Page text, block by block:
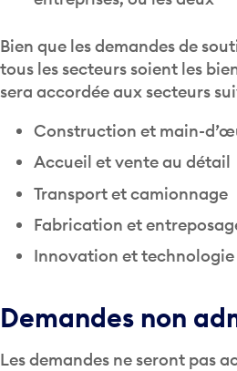
Bien que les demandes de
tous les secteurs soient les
sera accordée aux secteurs
Construction et main-
Accueil et vente au détail
Transport et camionnage
Fabrication et
Innovation et technologie
Demandes non
Les demandes ne seront pas